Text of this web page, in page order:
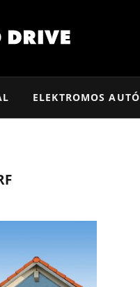
ELEKTROMOS AUTÓ